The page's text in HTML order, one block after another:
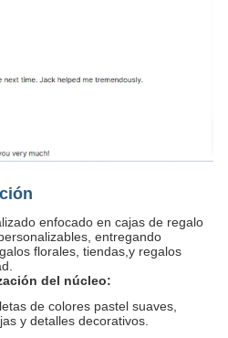
enfocado en cajas de regalo
entregando
florales, tiendas,y regalos
del núcleo:
de colores pastel suaves,
y detalles decorativos.